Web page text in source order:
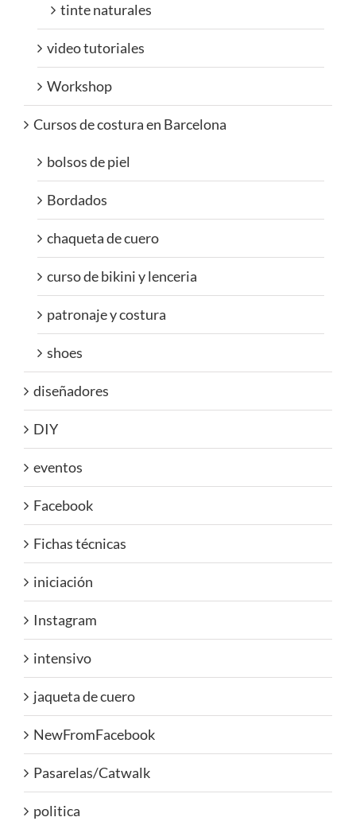
tinte naturales
video tutoriales
Workshop
Cursos de costura en Barcelona
bolsos de piel
Bordados
chaqueta de cuero
curso de bikini y lenceria
patronaje y costura
shoes
diseñadores
DIY
eventos
Facebook
Fichas técnicas
iniciación
Instagram
intensivo
jaqueta de cuero
NewFromFacebook
Pasarelas/Catwalk
politica